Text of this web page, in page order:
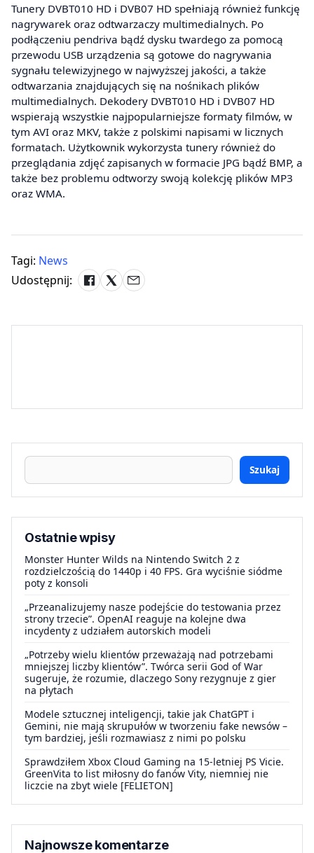
Tunery DVBT010 HD i DVB07 HD spełniają również funkcję
nagrywarek oraz odtwarzaczy multimedialnych. Po
podłączeniu pendriva bądź dysku twardego za pomocą
przewodu USB urządzenia są gotowe do nagrywania
sygnału telewizyjnego w najwyższej jakości, a także
odtwarzania znajdujących się na nośnikach plików
multimedialnych. Dekodery DVBT010 HD i DVB07 HD
wspierają wszystkie najpopularniejsze formaty filmów, w
tym AVI oraz MKV, także z polskimi napisami w licznych
formatach. Użytkownik wykorzysta tunery również do
przeglądania zdjęć zapisanych w formacie JPG bądź BMP, a
także bez problemu odtworzy swoją kolekcję plików MP3
oraz WMA.
Tagi: News
Udostępnij:
Szukaj
Ostatnie wpisy
Monster Hunter Wilds na Nintendo Switch 2 z
rozdzielczością do 1440p i 40 FPS. Gra wyciśnie siódme
poty z konsoli
„Przeanalizujemy nasze podejście do testowania przez
strony trzecie”. OpenAI reaguje na kolejne dwa
incydenty z udziałem autorskich modeli
„Potrzeby wielu klientów przeważają nad potrzebami
mniejszej liczby klientów”. Twórca serii God of War
sugeruje, że rozumie, dlaczego Sony rezygnuje z gier
na płytach
Modele sztucznej inteligencji, takie jak ChatGPT i
Gemini, nie mają skrupułów w tworzeniu fake newsów –
tym bardziej, jeśli rozmawiasz z nimi po polsku
Sprawdziłem Xbox Cloud Gaming na 15-letniej PS Vicie.
GreenVita to list miłosny do fanów Vity, niemniej nie
liczcie na zbyt wiele [FELIETON]
Najnowsze komentarze